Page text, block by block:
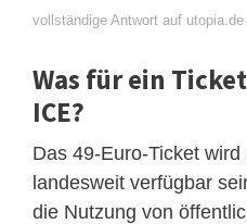
vollständige Antwort auf utopia.de
Was für ein
ICE?
Das 49-Euro-Ticket
landesweit verfügbar
die Nutzung von